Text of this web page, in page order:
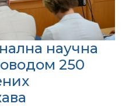
научна
250